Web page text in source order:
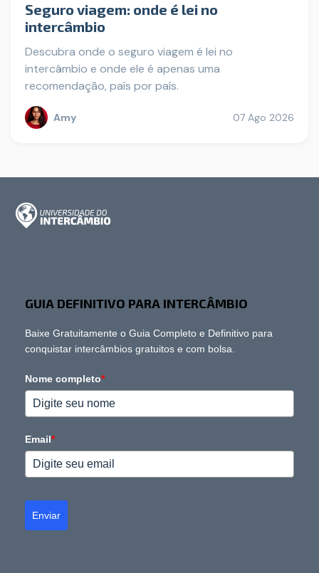
Seguro viagem: onde é lei no
intercâmbio
Descubra onde o seguro viagem é lei no
intercâmbio e onde ele é apenas uma
recomendação, país por país.
Amy 07 Ago 2026
GUIA DEFINITIVO PARA INTERCÂMBIO
Baixe Gratuitamente o Guia Completo e Definitivo para
conquistar intercâmbios gratuitos e com bolsa.
Nome completo*
Email*
Enviar